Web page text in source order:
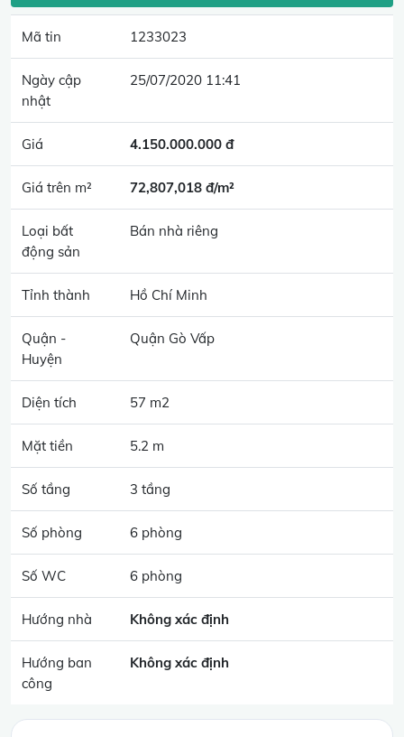
Mã tin 1233023
Ngày cập
nhật
25/07/2020 11:41
Giá 4.150.000.000 đ
Giá trên m² 72,807,018 đ/m²
Loại bất
động sản
Bán nhà riêng
Tỉnh thành Hồ Chí Minh
Quận -
Huyện
Quận Gò Vấp
Diện tích 57 m2
Mặt tiền 5.2 m
Số tầng 3 tầng
Số phòng 6 phòng
Số WC 6 phòng
Hướng nhà Không xác định
Hướng ban
công
Không xác định